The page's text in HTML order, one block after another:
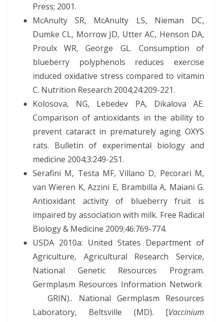
Press; 2001.
McAnulty SR, McAnulty LS, Nieman DC,
Dumke CL, Morrow JD, Utter AC, Henson DA,
Proulx WR, George GL. Consumption of
blueberry polyphenols reduces exercise
induced oxidative stress compared to vitamin
C. Nutrition Research 2004;24:209-221.
Kolosova, NG, Lebedev PA, Dikalova AE.
Comparison of antioxidants in the ability to
prevent cataract in prematurely aging OXYS
rats. Bulletin of experimental biology and
medicine 2004;3:249-251.
Serafini M, Testa MF, Villano D, Pecorari M,
van Wieren K, Azzini E, Brambilla A, Maiani G.
Antioxidant activity of blueberry fruit is
impaired by association with milk. Free Radical
Biology & Medicine 2009;46:769-774.
USDA 2010a: United States Department of
Agriculture, Agricultural Research Service,
National Genetic Resources Program.
Germplasm Resources Information Network
GRIN).. National Germplasm Resources
Laboratory, Beltsville (MD). [Vaccinium